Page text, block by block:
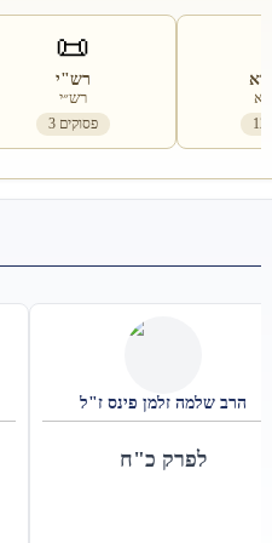
📜
רש"י
רש״י
3 פסוקים
12
הרב שלמה זלמן פינס ז"ל
לפרק כ"ח